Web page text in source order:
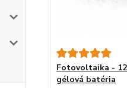
Fotovoltaika -
gélová batéria